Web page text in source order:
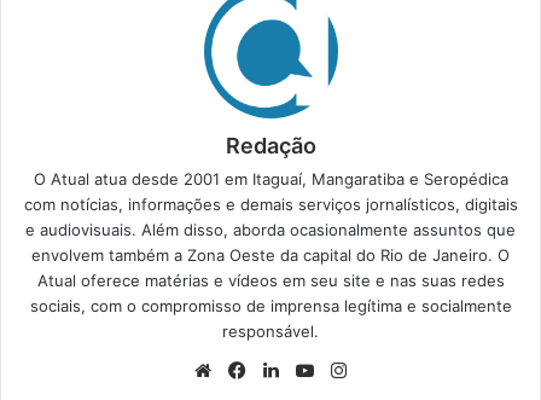
Redação
O Atual atua desde 2001 em Itaguaí, Mangaratiba e Seropédica
com notícias, informações e demais serviços jornalísticos, digitais
e audiovisuais. Além disso, aborda ocasionalmente assuntos que
envolvem também a Zona Oeste da capital do Rio de Janeiro. O
Atual oferece matérias e vídeos em seu site e nas suas redes
sociais, com o compromisso de imprensa legítima e socialmente
responsável.
We
Fa
Lin
Yo